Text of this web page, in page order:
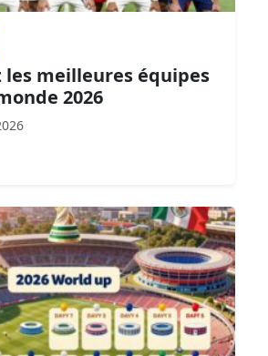
les meilleures équipes
2026